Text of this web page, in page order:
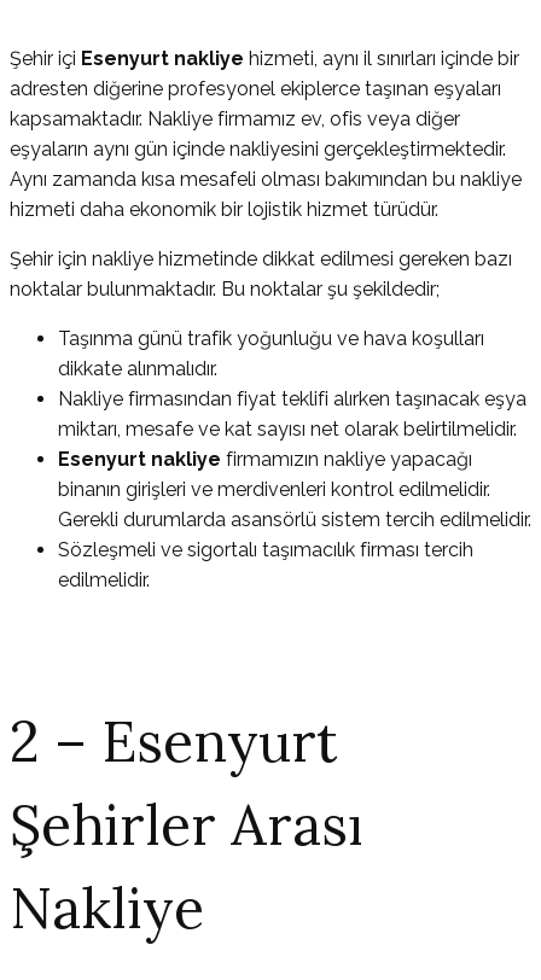
Şehir içi Esenyurt nakliye hizmeti, aynı il sınırları içinde bir
adresten diğerine profesyonel ekiplerce taşınan eşyaları
kapsamaktadır. Nakliye firmamız ev, ofis veya diğer
eşyaların aynı gün içinde nakliyesini gerçekleştirmektedir.
Aynı zamanda kısa mesafeli olması bakımından bu nakliye
hizmeti daha ekonomik bir lojistik hizmet türüdür.
Şehir için nakliye hizmetinde dikkat edilmesi gereken bazı
noktalar bulunmaktadır. Bu noktalar şu şekildedir;
Taşınma günü trafik yoğunluğu ve hava koşulları
dikkate alınmalıdır.
Nakliye firmasından fiyat teklifi alırken taşınacak eşya
miktarı, mesafe ve kat sayısı net olarak belirtilmelidir.
Esenyurt nakliye firmamızın nakliye yapacağı
binanın girişleri ve merdivenleri kontrol edilmelidir.
Gerekli durumlarda asansörlü sistem tercih edilmelidir.
Sözleşmeli ve sigortalı taşımacılık firması tercih
edilmelidir.
2 – Esenyurt
Şehirler Arası
Nakliye